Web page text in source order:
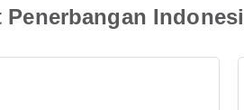
Penerbangan